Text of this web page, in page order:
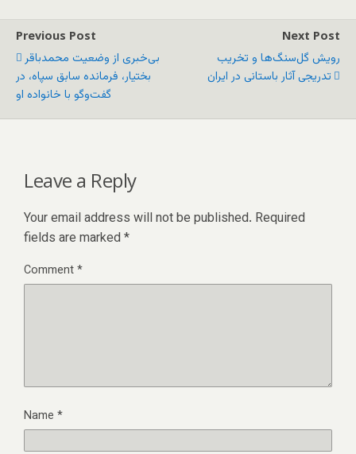
Previous Post
بی‌خبری از وضعیت محمدباقر
بختیار، فرمانده سابق سپاه، در
گفت‌وگو با خانواده او
Next Post
رویش گل‌سنگ‌ها و تخریب
تدریجی آثار باستانی در ایران
Leave a Reply
Your email address will not be published. Required
fields are marked *
Comment*
Name *